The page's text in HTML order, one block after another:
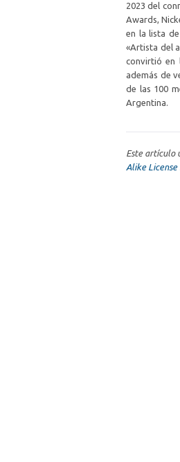
2023 del
Awards,
en la lista
«Artista del
convirtió en
además de
de las 100
Argentina.
Este artículo
Alike License